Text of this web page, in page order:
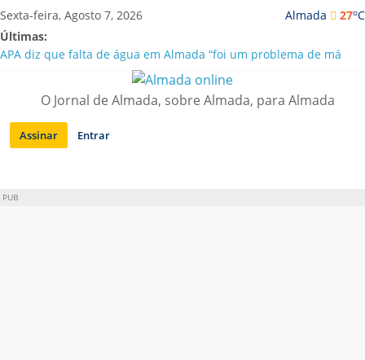
Saltar
para
conteúdo
Almada 27oC
Sexta-feira, Agosto 7, 2026
Últimas:
APA diz que falta de água em Almada “foi um problema de má
Laranjeiro | Cultura pop asiática invade a Casa Amarela
Ponte 25 de Abril celebra 60 anos com programa cultural entre
Lisboa e Almada
Situação de alerta em Almada renovada até final de Agosto
O Jornal de Almada, sobre Almada, para Almada
Assinar Entrar
PUB